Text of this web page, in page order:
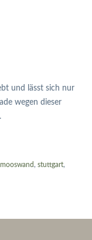
und lässt sich nur
wegen dieser
mooswand, stuttgart,